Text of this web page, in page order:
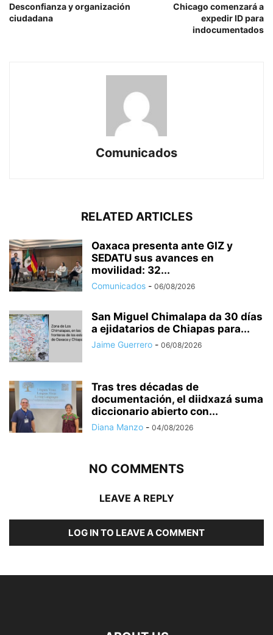
Desconfianza y organización
ciudadana
Chicago comenzará a
expedir ID para
indocumentados
Comunicados
RELATED ARTICLES
Oaxaca presenta ante GIZ y
SEDATU sus avances en
movilidad: 32...
Comunicados - 06/08/2026
San Miguel Chimalapa da 30 días
a ejidatarios de Chiapas para...
Jaime Guerrero - 06/08/2026
Tras tres décadas de
documentación, el diidxazá suma
diccionario abierto con...
Diana Manzo - 04/08/2026
NO COMMENTS
LEAVE A REPLY
LOG IN TO LEAVE A COMMENT